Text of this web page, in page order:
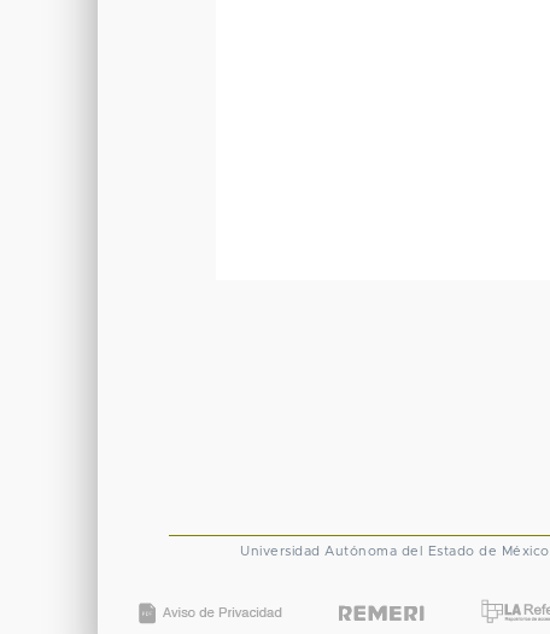
Universidad Autónoma del Estado de México